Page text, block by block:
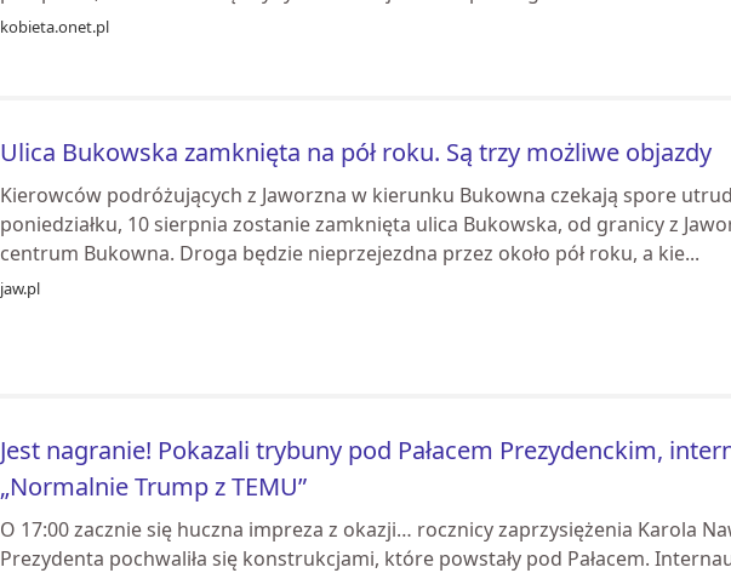
kobieta.onet.pl
Ulica Bukowska zamknięta na pół roku. Są trzy możliwe objazdy
Kierowców podróżujących z Jaworzna w kierunku Bukowna czekają spore
poniedziałku, 10 sierpnia zostanie zamknięta ulica Bukowska, od granicy z
centrum Bukowna. Droga będzie nieprzejezdna przez około pół roku, a kie...
jaw.pl
Jest nagranie! Pokazali trybuny pod Pałacem Prezydenckim,
„Normalnie Trump z TEMU”
O 17:00 zacznie się huczna impreza z okazji… rocznicy zaprzysiężenia Karola
Prezydenta pochwaliła się konstrukcjami, które powstały pod Pałacem.